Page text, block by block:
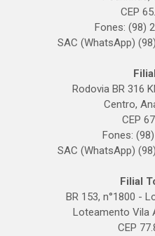
CEP
Fones: (98)
SAC (WhatsApp)
Rodovia BR 316
Centro,
CEP
Fones:
SAC (WhatsApp)
Filial
BR 153, n°1800 -
Loteamento Vila
CEP